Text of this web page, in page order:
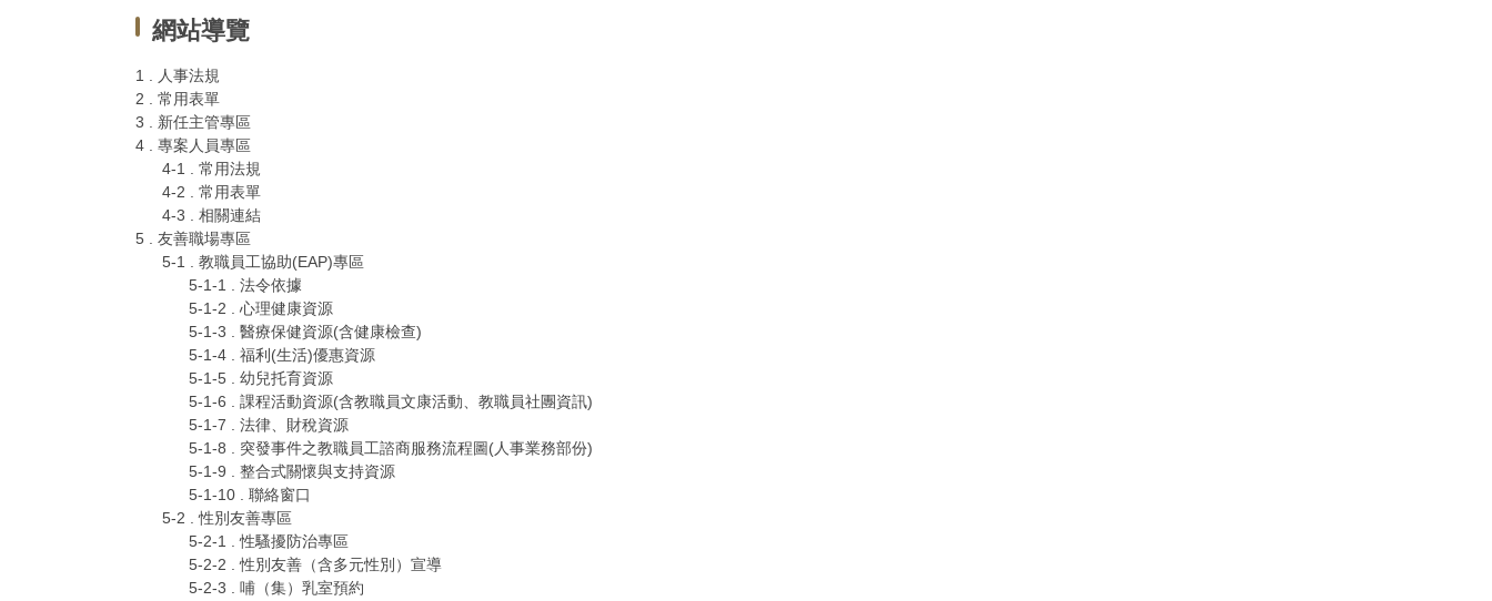
網站導覽
1 . 人事法規
2 . 常用表單
3 . 新任主管專區
4 . 專案人員專區
4-1 . 常用法規
4-2 . 常用表單
4-3 . 相關連結
5 . 友善職場專區
5-1 . 教職員工協助(EAP)專區
5-1-1 . 法令依據
5-1-2 . 心理健康資源
5-1-3 . 醫療保健資源(含健康檢查)
5-1-4 . 福利(生活)優惠資源
5-1-5 . 幼兒托育資源
5-1-6 . 課程活動資源(含教職員文康活動、教職員社團資訊)
5-1-7 . 法律、財稅資源
5-1-8 . 突發事件之教職員工諮商服務流程圖(人事業務部份)
5-1-9 . 整合式關懷與支持資源
5-1-10 . 聯絡窗口
5-2 . 性別友善專區
5-2-1 . 性騷擾防治專區
5-2-2 . 性別友善（含多元性別）宣導
5-2-3 . 哺（集）乳室預約